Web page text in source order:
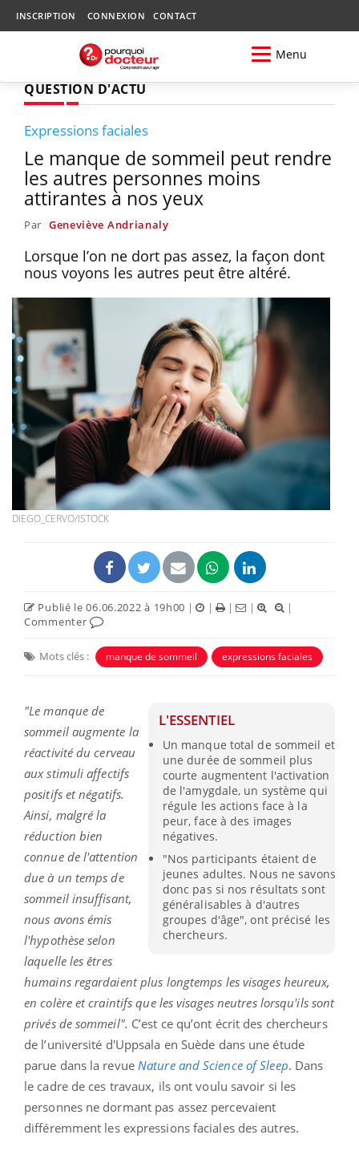
INSCRIPTION CONNEXION CONTACT
Menu
QUESTION D'ACTU
Expressions faciales
Le manque de sommeil peut rendre
les autres personnes moins
attirantes à nos yeux
Par Geneviève Andrianaly
Lorsque l’on ne dort pas assez, la façon dont
nous voyons les autres peut être altéré.
DIEGO_CERVO/ISTOCK
Publié le 06.06.2022 à 19h00 | | | |
|
Commenter
Mots clés : manque de sommeil expressions faciales
L'ESSENTIEL
Un manque total de sommeil et
une durée de sommeil plus
courte augmentent l'activation
de l'amygdale, un système qui
régule les actions face à la
peur, face à des images
négatives.
"Nos participants étaient de
jeunes adultes. Nous ne savons
donc pas si nos résultats sont
généralisables à d'autres
groupes d'âge", ont précisé les
chercheurs.
"Le manque de
sommeil augmente la
réactivité du cerveau
aux stimuli affectifs
positifs et négatifs.
Ainsi, malgré la
réduction bien
connue de l'attention
due à un temps de
sommeil insuffisant,
nous avons émis
l'hypothèse selon
laquelle les êtres
humains regardaient plus longtemps les visages heureux,
en colère et craintifs que les visages neutres lorsqu'ils sont
privés de sommeil". C’est ce qu’ont écrit des chercheurs
de l’université d'Uppsala en Suède dans une étude
parue dans la revue Nature and Science of Sleep. Dans
le cadre de ces travaux, ils ont voulu savoir si les
personnes ne dormant pas assez percevaient
différemment les expressions faciales des autres.